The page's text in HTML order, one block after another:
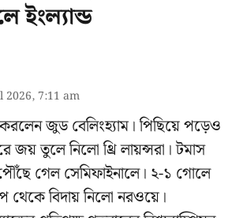
ইংল্যান্ড
2026, 7:11 am
জুড বেলিংহ্যাম। পিছিয়ে পড়েও
জয় তুলে নিলো থ্রি লায়ন্সরা। টমাস
গেল সেমিফাইনালে। ২-১ গোলে
থেকে বিদায় নিলো নরওয়ে।